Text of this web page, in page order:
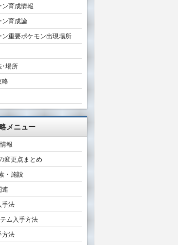
ン育成情報
ン育成論
重要ポケモン出現場所
･場所
略
メニュー
報
変更点まとめ
・施設
連
手法
ム入手方法
方法